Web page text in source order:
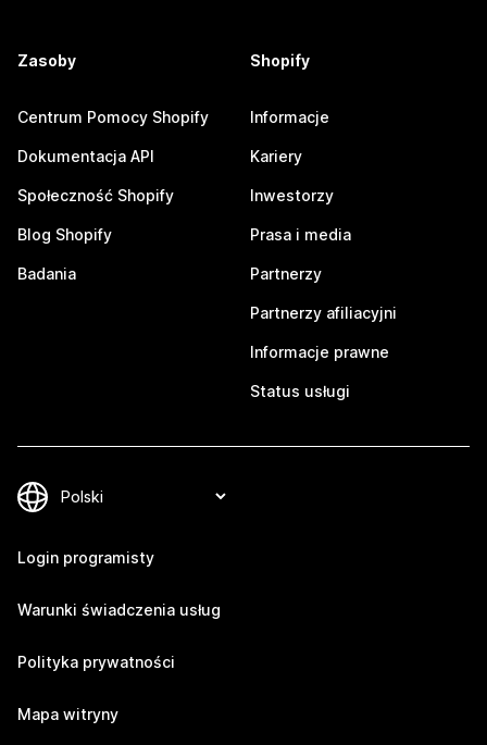
Zasoby
Centrum Pomocy Shopify
Dokumentacja API
Społeczność Shopify
Blog Shopify
Badania
Shopify
Informacje
Kariery
Inwestorzy
Prasa i media
Partnerzy
Partnerzy afiliacyjni
Informacje prawne
Status usługi
Login programisty
Warunki świadczenia usług
Polityka prywatności
Mapa witryny